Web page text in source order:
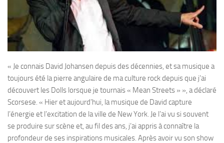
« Je connais David Johansen depuis des décennies, et sa musique a
toujours été la pierre angulaire de ma culture rock depuis que j’ai
découvert les Dolls lorsque je tournais « Mean Streets » », a déclaré
Scorsese. « Hier et aujourd’hui, la musique de David capture
l’énergie et l’excitation de la ville de New York. Je l’ai vu si souvent
se produire sur scène et, au fil des ans, j’ai appris à connaître la
profondeur de ses inspirations musicales. Après avoir vu son show